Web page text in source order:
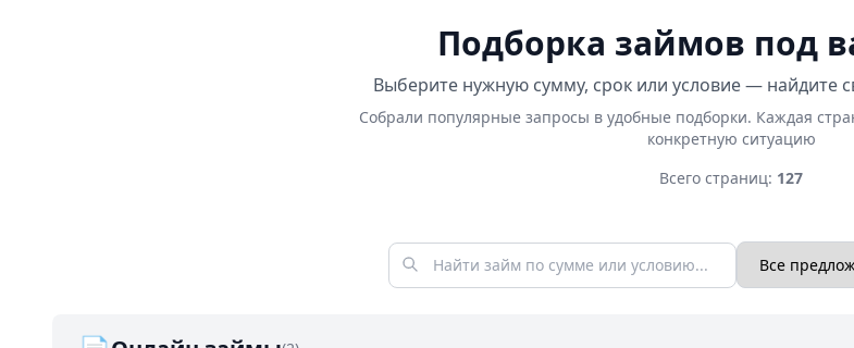
Подборка займов под
Выберите нужную сумму, срок или условие — найдите
Собрали популярные запросы в удобные подборки. Каждая
конкретную ситуацию
Всего страниц: 127